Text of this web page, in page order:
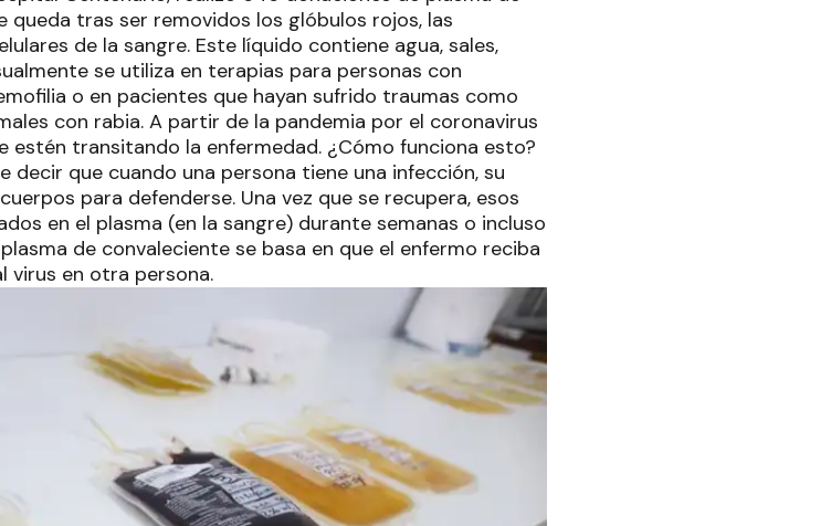
queda tras ser removidos los glóbulos rojos, las
de la sangre. Este líquido contiene agua, sales,
se utiliza en terapias para personas con
o en pacientes que hayan sufrido traumas como
con rabia. A partir de la pandemia por el coronavirus
estén transitando la enfermedad. ¿Cómo funciona esto?
decir que cuando una persona tiene una infección, su
para defenderse. Una vez que se recupera, esos
en el plasma (en la sangre) durante semanas o incluso
de convaleciente se basa en que el enfermo reciba
virus en otra persona.